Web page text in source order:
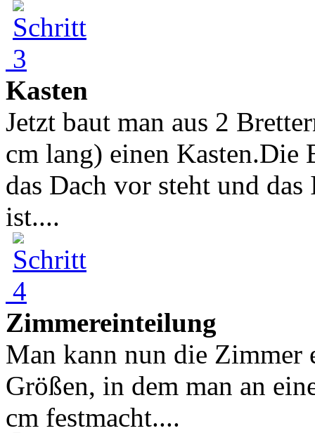
Kasten
Jetzt baut man aus 2
cm lang) einen Kasten.Die
das Dach vor steht und
ist....
Zimmereinteilung
Man kann nun die Zimmer
Größen, in dem man an
cm festmacht....